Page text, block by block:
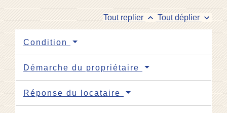
Tout replier keyboard_arrow_up Tout déplier keyboard_arrow_down
Condition
Démarche du propriétaire
Réponse du locataire